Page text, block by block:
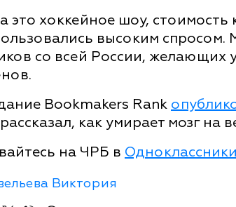
это хоккейное шоу, стоимость
высоким
со всей России, желающих
Bookmakers Rank
как умирает мозг на
на ЧРБ в Одноклассники
Виктория